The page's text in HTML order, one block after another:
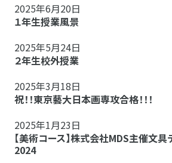
2025年6月20日
１年生授業風景
2025年5月24日
２年生校外授業
2025年3月18日
祝！！東京藝大日本画専攻合格！！！
2025年1月23日
【美術コース】株式会社MDS主催文具
2024